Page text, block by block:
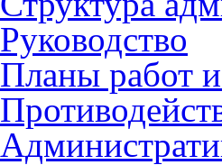
Руководство
Планы работ